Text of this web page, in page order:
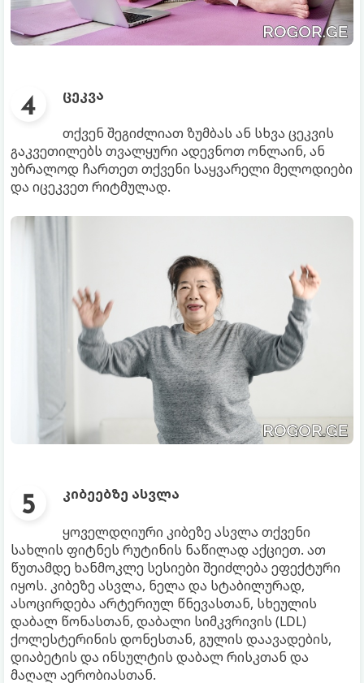
ცეკვა
თქვენ შეგიძლიათ ზუმბას ან სხვა ცეკვის
გაკვეთილებს თვალყური ადევნოთ ონლაინ, ან
უბრალოდ ჩართეთ თქვენი საყვარელი მელოდიები
და იცეკვეთ რიტმულად.
კიბეებზე ასვლა
ყოველდღიური კიბეზე ასვლა თქვენი
სახლის ფიტნეს რუტინის ნაწილად აქციეთ. ათ
წუთამდე ხანმოკლე სესიები შეიძლება ეფექტური
იყოს. კიბეზე ასვლა, ნელა და სტაბილურად,
ასოცირდება არტერიულ წნევასთან, სხეულის
დაბალ წონასთან, დაბალი სიმკვრივის (LDL)
ქოლესტერინის დონესთან, გულის დაავადების,
დიაბეტის და ინსულტის დაბალ რისკთან და
მაღალ აერობიასთან.